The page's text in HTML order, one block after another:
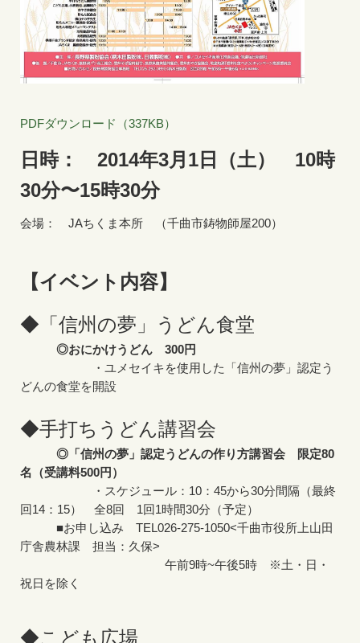
PDFダウンロード（337KB）
日時： 2014年3月1 日（土） 10時
30分〜15時30分
会場： JAちくま本所 （千曲市鋳物師屋200）
【イベント内容】
◆「信州の夢」うどん食堂
◎おにかけうどん 300円
・ユメセイキを使用した「信州の夢」認定う
どんの食堂を開設
◆手打ちうどん講習会
◎「信州の夢」認定うどんの作り方講習会 限定80
名（受講料500円）
・スケジュール：10：45から30分間隔（最終
回14：15） 全8回 1回1時間30分（予定）
■お申し込み TEL026-275-1050<千曲市役所上山田
庁舎農林課 担当：久保>
午前9時~午後5時 ※土・日・
祝日を除く
◆こども広場